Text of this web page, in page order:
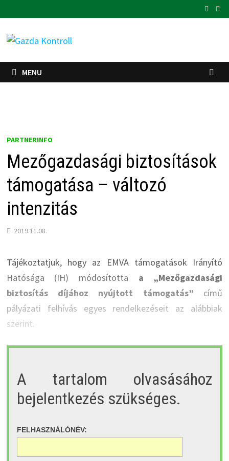
to
content
MENU
PARTNERINFO
Mezőgazdasági biztosítások
támogatása – változó
intenzitás
2019.11.08.
Tájékoztatjuk, hogy az EMVA támogatások Irányító
Hatósága (IH) módosította a „Mezőgazdasági
biztosítás díjához nyújtott támogatás” című
pályázati felhívás egyes rendelkezéseit az alábbiak
szerint.
A tartalom olvasásához
bejelentkezés szükséges.
FELHASZNÁLÓNÉV: